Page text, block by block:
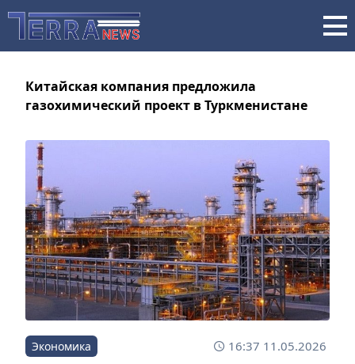
Китайская компания предложила
газохимический проект в Туркменистане
Экономика 16:37 11.05.2026